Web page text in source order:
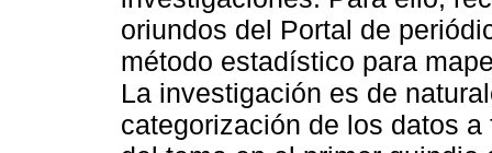
oriundos del Portal de
método estadístico para
La investigación es de
categorización de los datos